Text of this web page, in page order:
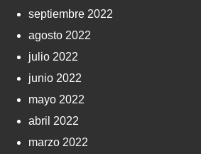
septiembre 2022
agosto 2022
julio 2022
junio 2022
mayo 2022
abril 2022
marzo 2022